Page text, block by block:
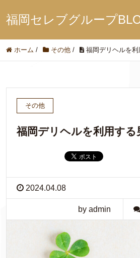
福岡セレブグループ
ホーム / その他 / 福岡デリヘルを
その他
福岡デリヘルを利用する
2024.04.08
by admin